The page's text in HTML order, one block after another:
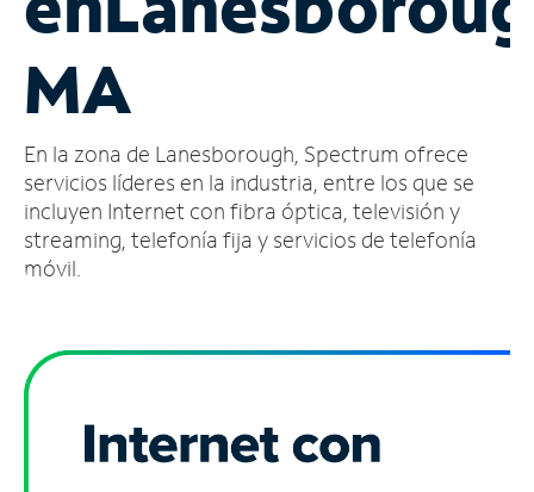
cuenta
Encuentra
tienda
MA
En la zona de Lanesborough, Spectrum ofrece
servicios líderes en la industria, entre los que se
incluyen Internet con fibra óptica, televisión y
streaming, telefonía fija y servicios de telefonía
móvil.